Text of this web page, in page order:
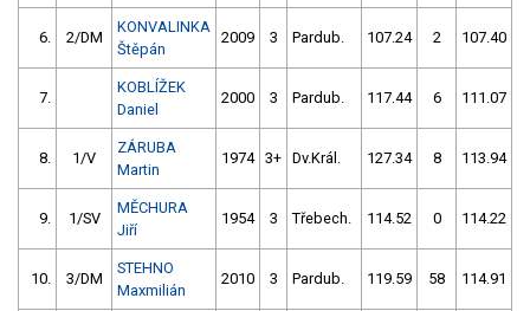
6. 2/DM
KONVALINKA
Štěpán
2009 3 Pardub. 107.24 2 107.40
7.
KOBLÍŽEK
Daniel
2000 3 Pardub. 117.44 6 111.07
8. 1/V
ZÁRUBA
Martin
1974 3+ Dv.Král. 127.34 8 113.94
9. 1/SV
MĚCHURA
Jiří
1954 3 Třebech. 114.52 0 114.22
10. 3/DM
STEHNO
Maxmilián
2010 3 Pardub. 119.59 58 114.91